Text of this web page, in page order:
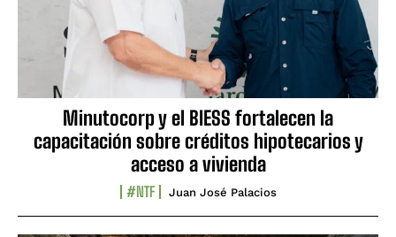
Minutocorp y el BIESS fortalecen la
capacitación sobre créditos hipotecarios y
acceso a vivienda
#NTF Juan José Palacios